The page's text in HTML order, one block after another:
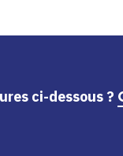
ci-dessous ?